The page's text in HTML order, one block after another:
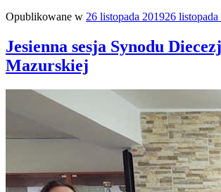
Opublikowane w 26 listopada 201926
Jesienna sesja Synodu
Mazurskiej